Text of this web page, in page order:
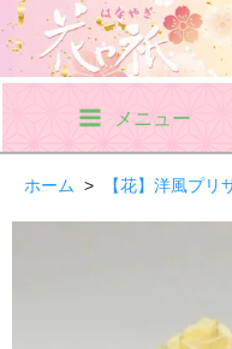
メニュー
ホーム > 【花】洋風プリ